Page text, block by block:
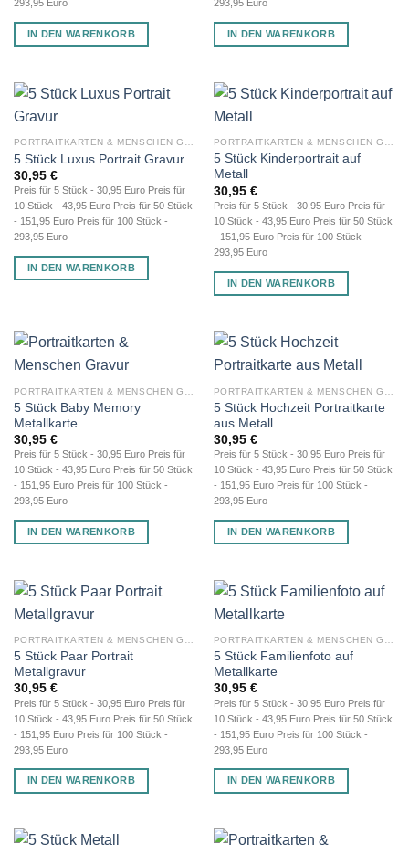
293,95 Euro
IN DEN WARENKORB
293,95 Euro
IN DEN WARENKORB
PORTRAITKARTEN & MENSCHEN GRAVUR
5 Stück Luxus Portrait Gravur
30,95 €
Preis für 5 Stück - 30,95 Euro Preis für
10 Stück - 43,95 Euro Preis für 50 Stück
- 151,95 Euro Preis für 100 Stück -
293,95 Euro
IN DEN WARENKORB
PORTRAITKARTEN & MENSCHEN GRAVUR
5 Stück Kinderportrait auf
Metall
30,95 €
Preis für 5 Stück - 30,95 Euro Preis für
10 Stück - 43,95 Euro Preis für 50 Stück
- 151,95 Euro Preis für 100 Stück -
293,95 Euro
IN DEN WARENKORB
5 Stück Baby Memory
Metallkarte
30,95 €
Preis für 5 Stück - 30,95 Euro Preis für
10 Stück - 43,95 Euro Preis für 50 Stück
- 151,95 Euro Preis für 100 Stück -
293,95 Euro
IN DEN WARENKORB
5 Stück Hochzeit Portraitkarte
aus Metall
30,95 €
Preis für 5 Stück - 30,95 Euro Preis für
10 Stück - 43,95 Euro Preis für 50 Stück
- 151,95 Euro Preis für 100 Stück -
293,95 Euro
IN DEN WARENKORB
PORTRAITKARTEN & MENSCHEN GRAVUR
5 Stück Paar Portrait
Metallgravur
30,95 €
Preis für 5 Stück - 30,95 Euro Preis für
10 Stück - 43,95 Euro Preis für 50 Stück
- 151,95 Euro Preis für 100 Stück -
293,95 Euro
IN DEN WARENKORB
PORTRAITKARTEN & MENSCHEN GRAVUR
5 Stück Familienfoto auf
Metallkarte
30,95 €
Preis für 5 Stück - 30,95 Euro Preis für
10 Stück - 43,95 Euro Preis für 50 Stück
- 151,95 Euro Preis für 100 Stück -
293,95 Euro
IN DEN WARENKORB